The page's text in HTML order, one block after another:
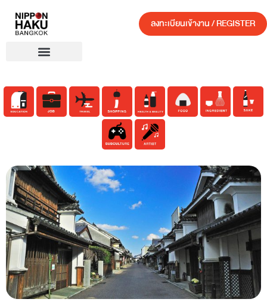
ลงทะเบียนเข้างาน / REGISTER